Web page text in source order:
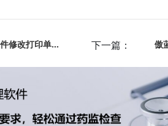
傲蓝医疗器械管理软件修改打印单据的格式的操作步骤 下一篇：